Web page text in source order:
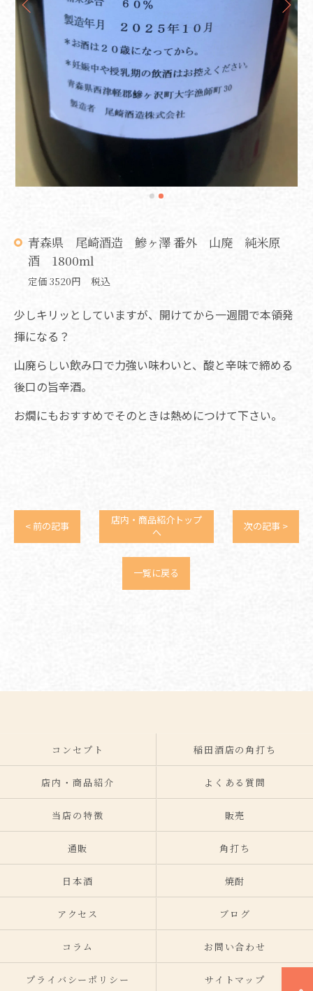
青森県 尾崎酒造 鰺ヶ澤 番外 山廃 純米原
酒 1800ml
定価 3520円 税込
少しキリッとしていますが、開けてから一週間で本領発
揮になる？
山廃らしい飲み口で力強い味わいと、酸と辛味で締める
後口の旨辛酒。
お燗にもおすすめでそのときは熱めにつけて下さい。
< 前の記事
店内・商品紹介トップ
へ
次の記事 >
一覧に戻る
コンセプト 稲田酒店の角打ち
店内・商品紹介 よくある質問
当店の特徴 販売
通販 角打ち
日本酒 焼酎
アクセス ブログ
コラム お問い合わせ
プライバシーポリシー サイトマップ